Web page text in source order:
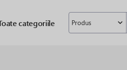
categoriile Produs